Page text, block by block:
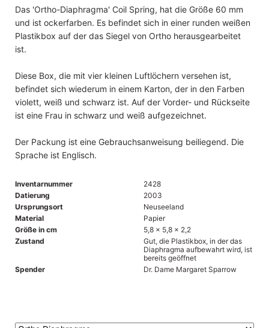
Das 'Ortho-Diaphragma' Coil Spring, hat die Größe 60 mm
und ist ockerfarben. Es befindet sich in einer runden weißen
Plastikbox auf der das Siegel von Ortho herausgearbeitet
ist.
Diese Box, die mit vier kleinen Luftlöchern versehen ist,
befindet sich wiederum in einem Karton, der in den Farben
violett, weiß und schwarz ist. Auf der Vorder- und Rückseite
ist eine Frau in schwarz und weiß aufgezeichnet.
Der Packung ist eine Gebrauchsanweisung beiliegend. Die
Sprache ist Englisch.
Inventarnummer
2428
Datierung
2003
Ursprungsort
Neuseeland
Material
Papier
Größe in cm
5,8 x 5,8 x 2,2
Zustand
Gut, die Plastikbox, in der das
Diaphragma aufbewahrt wird, ist
bereits geöffnet
Spender
Dr. Dame Margaret Sparrow